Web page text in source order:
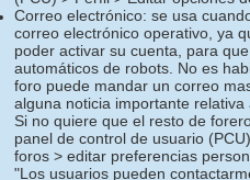
Correo electrónico: se usa
correo electrónico operativo, ya
poder activar su cuenta, para
automáticos de robots. No es
foro puede mandar un correo
alguna noticia importante relativa
Si no quiere que el resto de
panel de control de usuario
foros > editar preferencias
"Los usuarios pueden